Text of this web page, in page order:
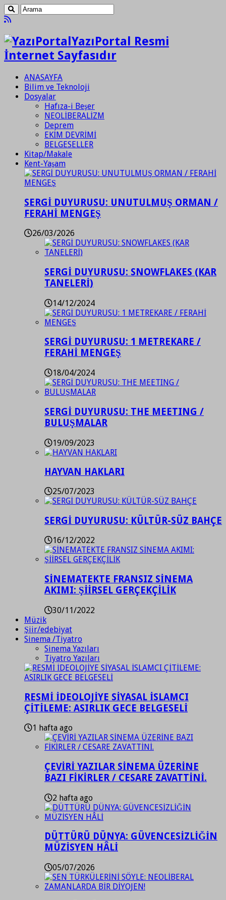
YazıPortal Resmi
İnternet Sayfasıdır
ANASAYFA
Bilim ve Teknoloji
Dosyalar
Hafıza-i Beşer
NEOLİBERALİZM
Deprem
EKİM DEVRİMİ
BELGESELLER
Kitap/Makale
Kent-Yaşam
SERGİ DUYURUSU: UNUTULMUŞ ORMAN /
FERAHİ MENGEŞ
26/03/2026
SERGİ DUYURUSU: SNOWFLAKES (KAR
TANELERİ)
14/12/2024
SERGİ DUYURUSU: 1 METREKARE /
FERAHİ MENGEŞ
18/04/2024
SERGİ DUYURUSU: THE MEETING /
BULUŞMALAR
19/09/2023
HAYVAN HAKLARI
25/07/2023
SERGİ DUYURUSU: KÜLTÜR-SÜZ BAHÇE
16/12/2022
SİNEMATEKTE FRANSIZ SİNEMA
AKIMI: ŞİİRSEL GERÇEKÇİLİK
30/11/2022
Müzik
Şiir/edebiyat
Sinema /Tiyatro
Sinema Yazıları
Tiyatro Yazıları
RESMİ İDEOLOJİYE SİYASAL İSLAMCI
ÇİTİLEME: ASIRLIK GECE BELGESELİ
1 hafta ago
ÇEVİRİ YAZILAR SİNEMA ÜZERİNE
BAZI FİKİRLER / CESARE ZAVATTİNİ.
2 hafta ago
DÜTTÜRÜ DÜNYA: GÜVENCESİZLİĞİN
MÜZİSYEN HÂLİ
05/07/2026